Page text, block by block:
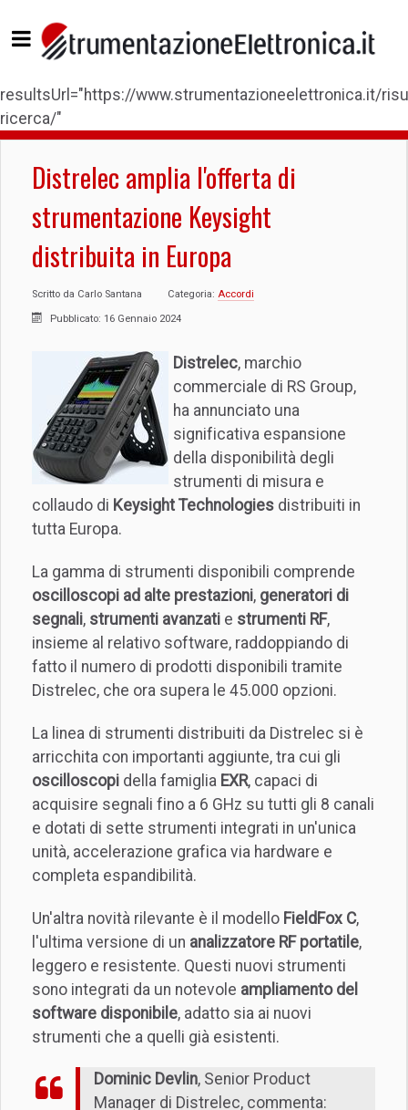
resultsUrl="https://www.strumentazioneelettronica.it/
ricerca/"
Distrelec amplia l'offerta di
strumentazione Keysight
distribuita in Europa
Scritto da Carlo Santana Categoria: Accordi
Pubblicato: 16 Gennaio 2024
Distrelec, marchio
commerciale di RS Group,
ha annunciato una
significativa espansione
della disponibilità degli
strumenti di misura e
collaudo di Keysight Technologies distribuiti in
tutta Europa.
La gamma di strumenti disponibili comprende
oscilloscopi ad alte prestazioni, generatori di
segnali, strumenti avanzati e strumenti RF,
insieme al relativo software, raddoppiando di
fatto il numero di prodotti disponibili tramite
Distrelec, che ora supera le 45.000 opzioni.
La linea di strumenti distribuiti da Distrelec si è
arricchita con importanti aggiunte, tra cui gli
oscilloscopi della famiglia EXR, capaci di
acquisire segnali fino a 6 GHz su tutti gli 8 canali
e dotati di sette strumenti integrati in un'unica
unità, accelerazione grafica via hardware e
completa espandibilità.
Un'altra novità rilevante è il modello FieldFox C,
l'ultima versione di un analizzatore RF portatile,
leggero e resistente. Questi nuovi strumenti
sono integrati da un notevole ampliamento del
software disponibile, adatto sia ai nuovi
strumenti che a quelli già esistenti.
Dominic Devlin, Senior Product
Manager di Distrelec, commenta: